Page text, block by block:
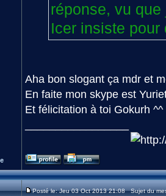
réponse, vu
Icer insiste
Aha bon slogant ça mdr et
En faite mon skype est
Et félicitation à toi Gokurh ^^
Posté le: Jeu 03 Oct 2013 21:08 Sujet du